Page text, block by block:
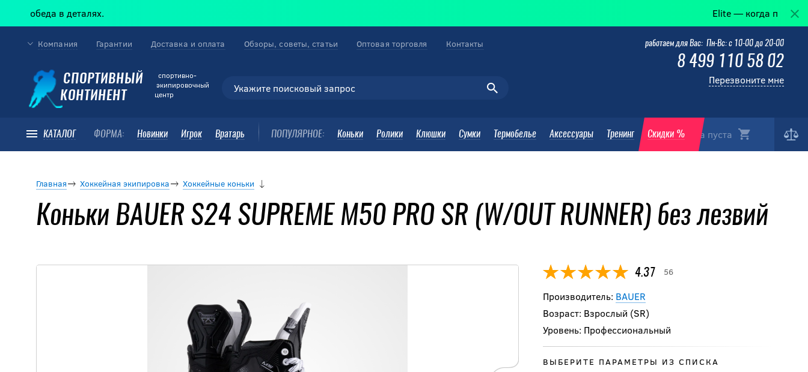
в деталях. Elite — когда победа в деталях.
СПОРТИВНЫЙ
КОНТИНЕНТ
cпортивно-
экипировочный
центр
Корзина пуста
КАТАЛОГ ФОРМА: Новинки Игрок Вратарь ПОПУЛЯРНОЕ: Коньки Ролики Клюшки Сумки Термобелье Аксессуары Тренинг Скидки %
Компания Гарантии Доставка и оплата Обзоры, советы, статьи Оптовая торговля Контакты работаем для Вас: Пн-Вс: с 10-00 до 20-00
8 499 110 58 02
Перезвоните мне
Главная Хоккейная экипировка Хоккейные коньки
Коньки BAUER S24 SUPREME M50 PRO SR (W/OUT RUNNER) без лезвий
4.37 56
Производитель: BAUER
Возраст: Взрослый (SR)
Уровень: Профессиональный
ВЫБЕРИТЕ ПАРАМЕТРЫ ИЗ СПИСКА